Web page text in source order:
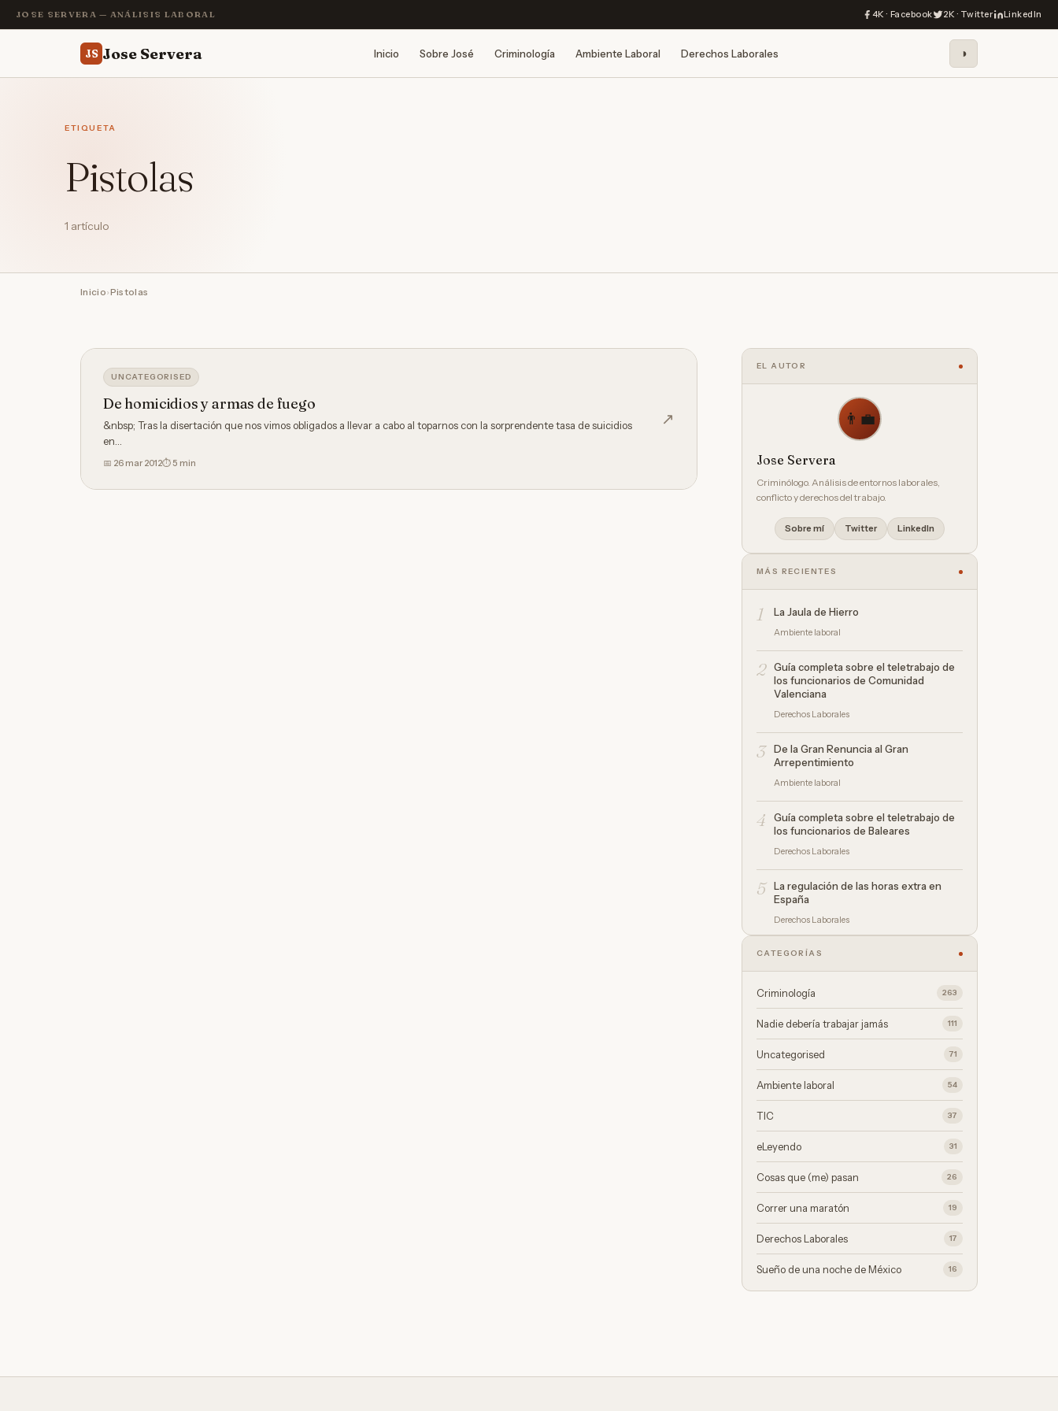
JOSE SERVERA — ANÁLISIS LABORAL 4K · Facebook 2K · Twitter LinkedIn
JS Jose Servera Inicio Sobre José Criminología Ambiente Laboral Derechos Laborales ◑
ETIQUETA
Pistolas
1 artículo
Inicio›Pistolas
UNCATEGORISED
De homicidios y armas de fuego
&nbsp; Tras la disertación que nos vimos obligados a llevar a cabo al toparnos con la sorprendente tasa de suicidios
en…
📅 26 mar 2012⏱ 5 min
↗
EL AUTOR
👨‍💼
Jose Servera
Criminólogo. Análisis de entornos laborales,
conflicto y derechos del trabajo.
Sobre mí Twitter LinkedIn
MÁS RECIENTES
1 La Jaula de Hierro
Ambiente laboral
2
Guía completa sobre el teletrabajo de
los funcionarios de Comunidad
Valenciana
Derechos Laborales
3
De la Gran Renuncia al Gran
Arrepentimiento
Ambiente laboral
4
Guía completa sobre el teletrabajo de
los funcionarios de Baleares
Derechos Laborales
5
La regulación de las horas extra en
España
Derechos Laborales
CATEGORÍAS
Criminología 263
Nadie debería trabajar jamás 111
Uncategorised 71
Ambiente laboral 54
TIC 37
eLeyendo 31
Cosas que (me) pasan 26
Correr una maratón 19
Derechos Laborales 17
Sueño de una noche de México 16